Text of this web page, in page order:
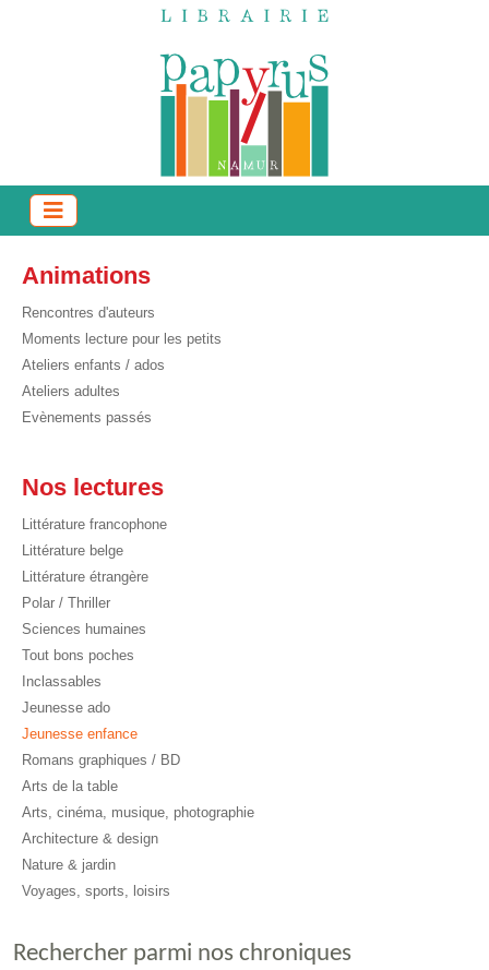
Animations
Rencontres d'auteurs
Moments lecture pour les petits
Ateliers enfants / ados
Ateliers adultes
Evènements passés
Nos lectures
Littérature francophone
Littérature belge
Littérature étrangère
Polar / Thriller
Sciences humaines
Tout bons poches
Inclassables
Jeunesse ado
Jeunesse enfance
Romans graphiques / BD
Arts de la table
Arts, cinéma, musique, photographie
Architecture & design
Nature & jardin
Voyages, sports, loisirs
Rechercher parmi nos chroniques